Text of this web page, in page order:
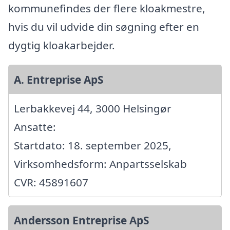
kommunefindes der flere kloakmestre,
hvis du vil udvide din søgning efter en
dygtig kloakarbejder.
A. Entreprise ApS
Lerbakkevej 44, 3000 Helsingør
Ansatte:
Startdato: 18. september 2025,
Virksomhedsform: Anpartsselskab
CVR: 45891607
Andersson Entreprise ApS